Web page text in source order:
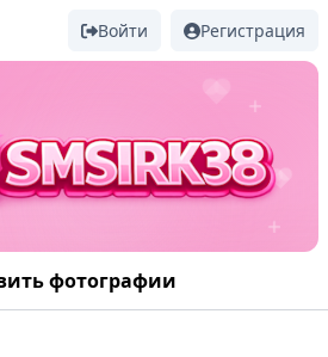
Войти Регистрация
фотографии